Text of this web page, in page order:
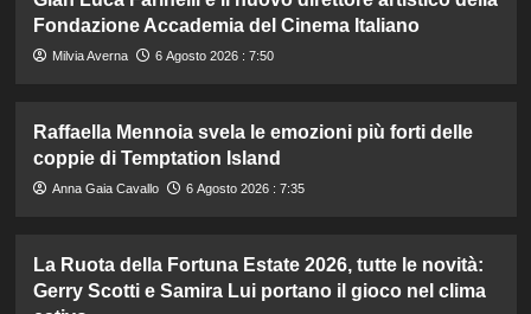
Fondazione Accademia del Cinema Italiano
Milvia Averna 6 Agosto 2026 : 7:50
Raffaella Mennoia svela le emozioni più forti delle
coppie di Temptation Island
Anna Gaia Cavallo 6 Agosto 2026 : 7:35
La Ruota della Fortuna Estate 2026, tutte le novità:
Gerry Scotti e Samira Lui portano il gioco nel clima